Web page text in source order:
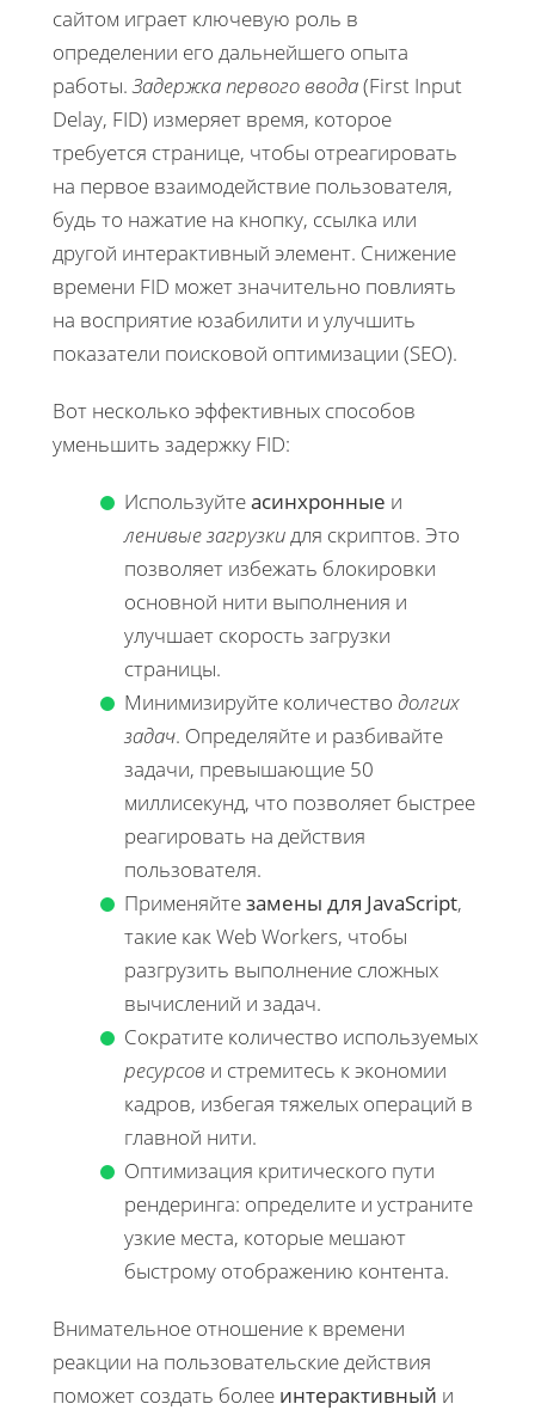
сайтом играет ключевую роль в
определении его дальнейшего опыта
работы.Задержка первого ввода(First Input
Delay, FID) измеряет время, которое
требуется странице, чтобы отреагировать
на первое взаимодействие пользователя,
будь то нажатие на кнопку, ссылка или
другой интерактивный элемент. Снижение
времени FID может значительно повлиять
на восприятие юзабилити и улучшить
показатели поисковой оптимизации (SEO).
Вот несколько эффективных способов
уменьшить задержку FID:
Используйтеасинхронные и
ленивые загрузкидля скриптов. Это
позволяет избежать блокировки
основной нити выполнения и
улучшает скорость загрузки
страницы.
Минимизируйте количество долгих
задач. Определяйте и разбивайте
задачи, превышающие 50
миллисекунд, что позволяет быстрее
реагировать на действия
пользователя.
Применяйтезамены для JavaScript,
такие как Web Workers, чтобы
разгрузить выполнение сложных
вычислений и задач.
Сократите количество используемых
ресурсов и стремитесь к экономии
кадров, избегая тяжелых операций в
главной нити.
Оптимизация критического пути
рендеринга: определите и устраните
узкие места, которые мешают
быстрому отображению контента.
Внимательное отношение к времени
реакции на пользовательские действия
поможет создать более интерактивный и